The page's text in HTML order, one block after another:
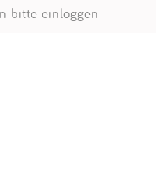
bitte einloggen